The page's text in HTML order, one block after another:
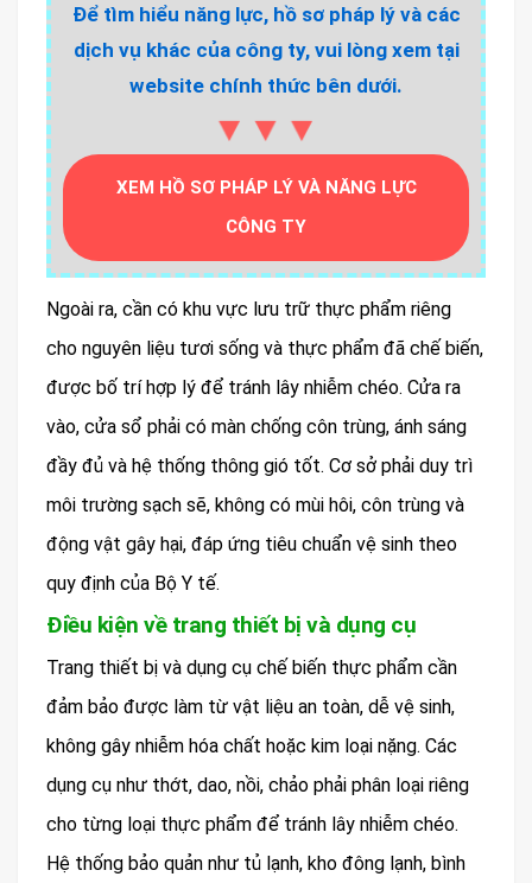
Để tìm hiểu năng lực, hồ sơ pháp lý và các
dịch vụ khác của công ty, vui lòng xem tại
website chính thức bên dưới.
▼▼▼
XEM HỒ SƠ PHÁP LÝ VÀ NĂNG LỰC
CÔNG TY
Ngoài ra, cần có khu vực lưu trữ thực phẩm riêng
cho nguyên liệu tươi sống và thực phẩm đã chế biến,
được bố trí hợp lý để tránh lây nhiễm chéo. Cửa ra
vào, cửa sổ phải có màn chống côn trùng, ánh sáng
đầy đủ và hệ thống thông gió tốt. Cơ sở phải duy trì
môi trường sạch sẽ, không có mùi hôi, côn trùng và
động vật gây hại, đáp ứng tiêu chuẩn vệ sinh theo
quy định của Bộ Y tế.
Điều kiện về trang thiết bị và dụng cụ
Trang thiết bị và dụng cụ chế biến thực phẩm cần
đảm bảo được làm từ vật liệu an toàn, dễ vệ sinh,
không gây nhiễm hóa chất hoặc kim loại nặng. Các
dụng cụ như thớt, dao, nồi, chảo phải phân loại riêng
cho từng loại thực phẩm để tránh lây nhiễm chéo.
Hệ thống bảo quản như tủ lạnh, kho đông lạnh, bình